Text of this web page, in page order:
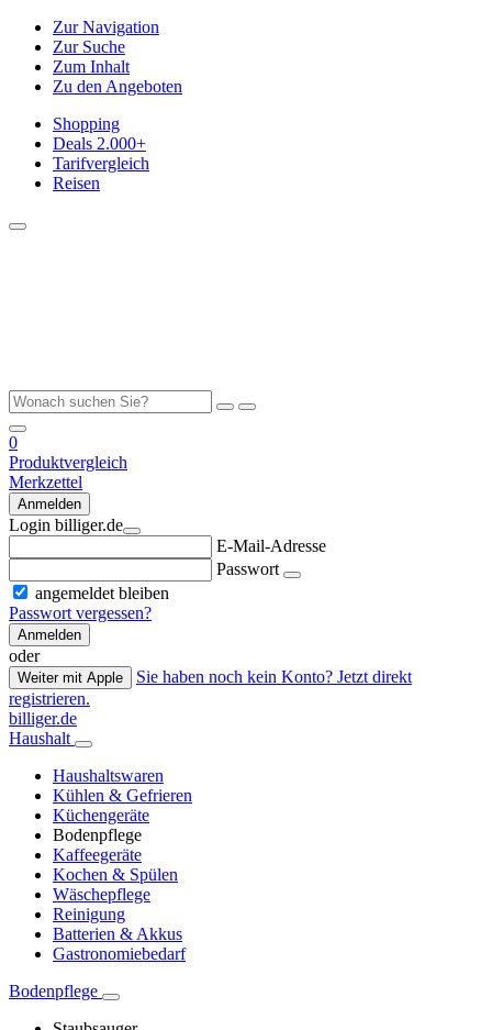
Zur Navigation
Zur Suche
Zum Inhalt
Zu den Angeboten
Shopping
Deals 2.000+
Tarifvergleich
Reisen
0
Produktvergleich
Merkzettel
Anmelden
Login billiger.de
E-Mail-Adresse
Passwort
angemeldet bleiben
Passwort vergessen?
Anmelden
oder
Weiter mit Apple
Sie haben noch kein Konto? Jetzt direkt
registrieren.
billiger.de
Haushalt
Haushaltswaren
Kühlen & Gefrieren
Küchengeräte
Bodenpflege
Kaffeegeräte
Kochen & Spülen
Wäschepflege
Reinigung
Batterien & Akkus
Gastronomiebedarf
Bodenpflege